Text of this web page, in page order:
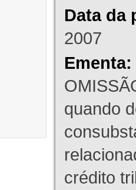
Data da
2007
Ementa:
quando
crédito